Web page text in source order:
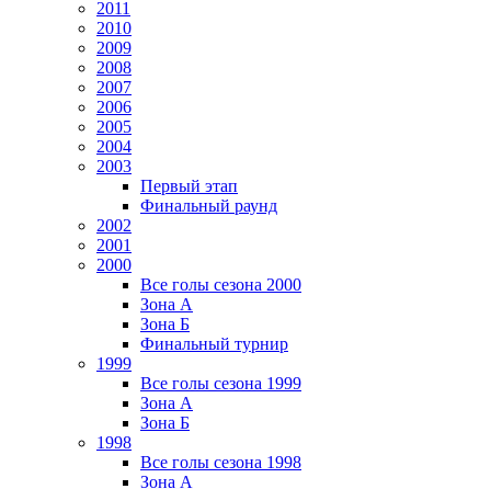
2011
2010
2009
2008
2007
2006
2005
2004
2003
Первый этап
Финальный раунд
2002
2001
2000
Все голы сезона 2000
Зона А
Зона Б
Финальный турнир
1999
Все голы сезона 1999
Зона А
Зона Б
1998
Все голы сезона 1998
Зона А